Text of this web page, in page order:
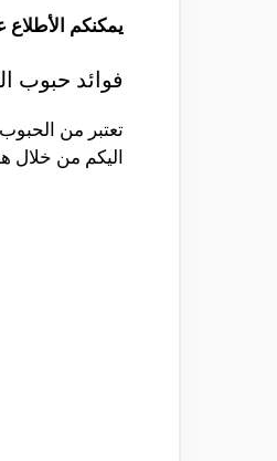
يمكنكم
فوائد حبوب
تعتبر من
اليكم من خلال